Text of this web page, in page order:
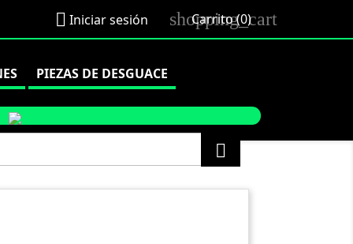
 Iniciar sesión shopping_cart
Carrito(0)
PIEZAS DE DESGUACE
